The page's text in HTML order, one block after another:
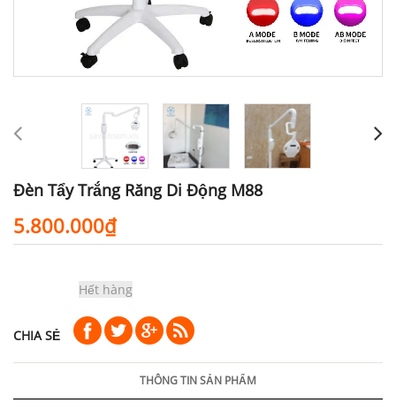
Đèn Tẩy Trắng Răng Di Động M88
5.800.000₫
Hết hàng
CHIA SẺ
THÔNG TIN SẢN PHẨM